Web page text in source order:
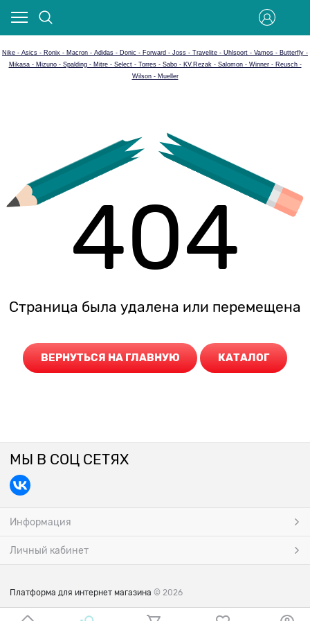
Nike - Asics - Ronix - Macron - Adidas - Donic - Forward - Joss - Travelite - Uhlsport - Vamos - Butterfly -
Mikasa - Mizuno - Spalding - Mitre - Select - Torres - Sabo - KV.Rezak - Salomon - Winner - Reusch -
Wilson - Mueller
404
Страница была удалена или перемещена
ВЕРНУТЬСЯ НА ГЛАВНУЮ КАТАЛОГ
МЫ В СОЦ СЕТЯХ
Информация
Личный кабинет
Платформа для интернет магазина © 2026